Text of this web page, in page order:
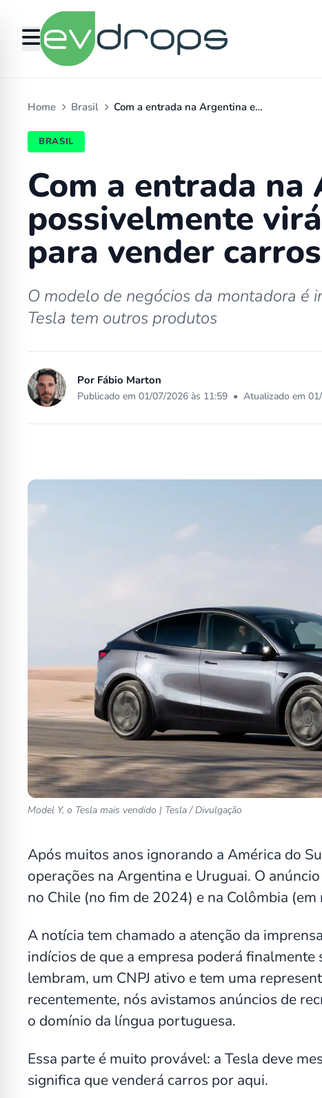
Home Brasil Com a entrada na Argentina e…
BRASIL
Com a entrada
possivelmente
para vender carros
O modelo de negócios da montadora é
Tesla tem outros produtos
Por Fábio Marton
Publicado em 01/07/2026 às 11:59 • Atualizado em
Model Y, o Tesla mais vendido | Tesla / Divulgação
Após muitos anos ignorando a América do
operações na Argentina e Uruguai. O
no Chile (no fim de 2024) e na Colômbia
A notícia tem chamado a atenção da
indícios de que a empresa poderá
lembram, um CNPJ ativo e tem uma
recentemente, nós avistamos anúncios de
o domínio da língua portuguesa.
Essa parte é muito provável: a Tesla deve
significa que venderá carros por aqui.